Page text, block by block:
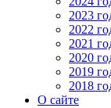
2023
2022
2021
2020
2019
2018
О сайте